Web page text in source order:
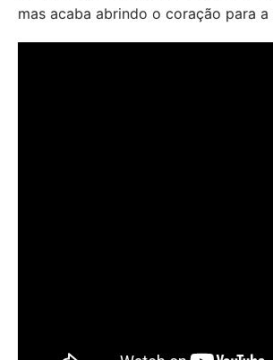
mas acaba abrindo o coração para a